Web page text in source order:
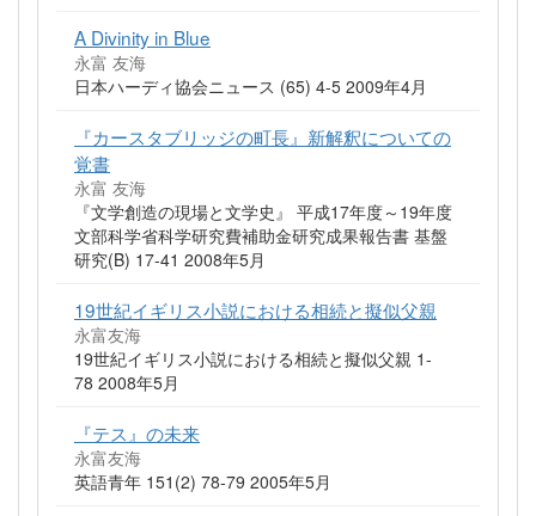
A Divinity in Blue
永富 友海
日本ハーディ協会ニュース (65) 4-5 2009年4月
『カースタブリッジの町長』新解釈についての
覚書
永富 友海
『文学創造の現場と文学史』 平成17年度～19年度
文部科学省科学研究費補助金研究成果報告書 基盤
研究(B) 17-41 2008年5月
19世紀イギリス小説における相続と擬似父親
永富友海
19世紀イギリス小説における相続と擬似父親 1-
78 2008年5月
『テス』の未来
永富友海
英語青年 151(2) 78-79 2005年5月